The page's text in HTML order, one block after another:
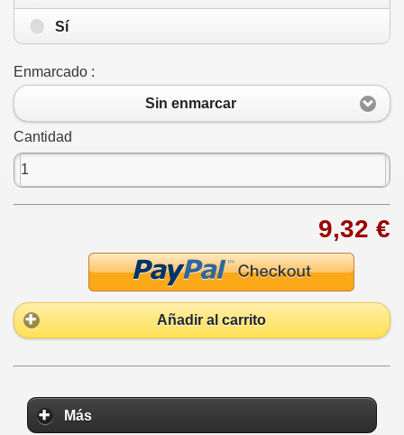
Sí
Enmarcado :
Sin enmarcar
Cantidad
9,32 €
Añadir al carrito
Más